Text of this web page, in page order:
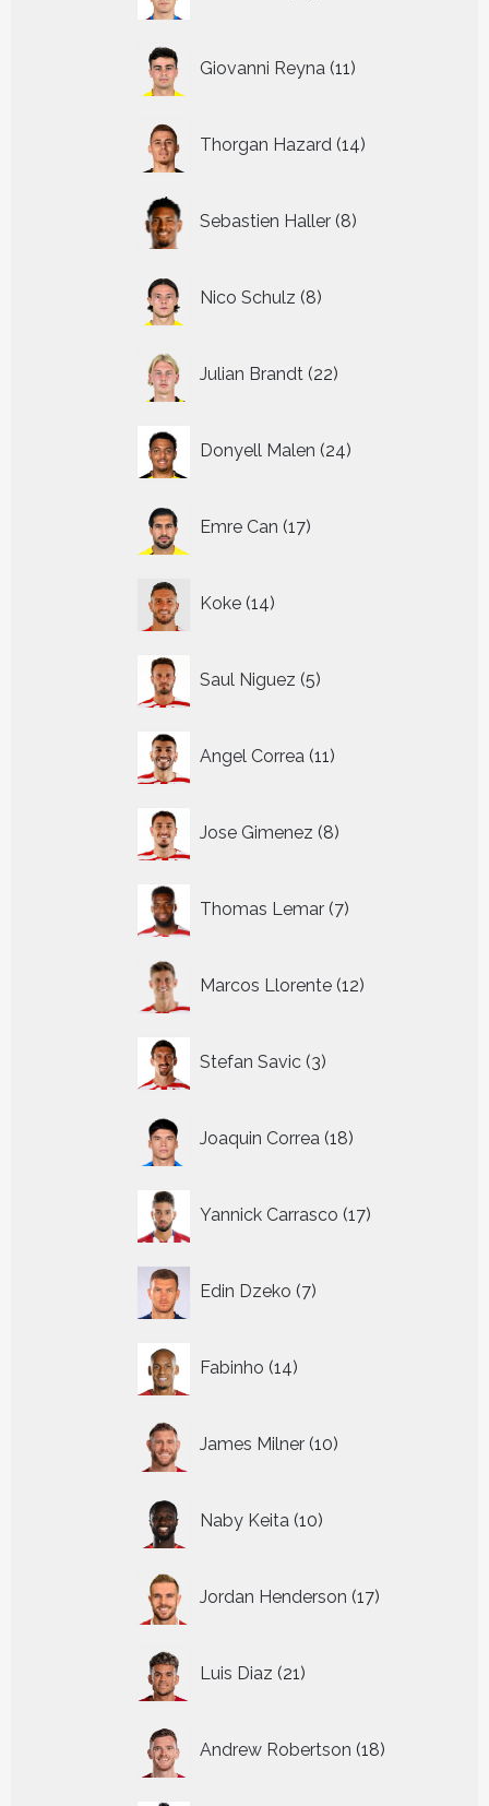
Giovanni Reyna 11
producten
Thorgan Hazard 14
producten
Sebastien Haller 8
producten
Nico Schulz 8
producten
Julian Brandt 22
producten
Donyell Malen 24
producten
Emre Can 17
producten
Koke 14
producten
Saul Niguez 5
producten
Angel Correa 11
producten
Jose Gimenez 8
producten
Thomas Lemar 7
producten
Marcos Llorente 12
producten
Stefan Savic 3
producten
Joaquin Correa 18
producten
Yannick Carrasco 17
producten
Edin Dzeko 7
producten
Fabinho 14
producten
James Milner 10
producten
Naby Keita 10
producten
Jordan Henderson 17
producten
Luis Diaz 21
producten
Andrew Robertson 18
producten